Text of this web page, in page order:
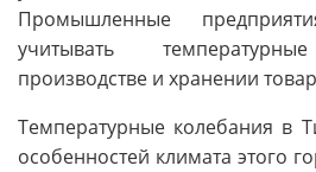
Промышленные
учитывать
производстве и хранении
Температурные колебания в
особенностей климата этого